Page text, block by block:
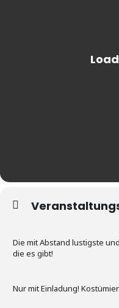
Die mit Abstand lustigste
die es gibt!
Nur mit Einladung!